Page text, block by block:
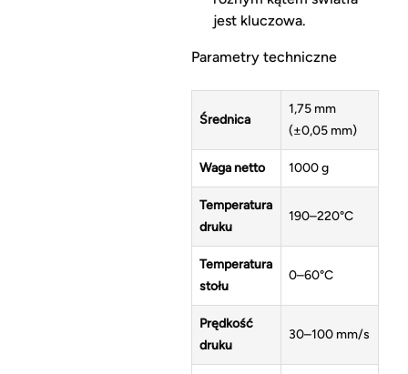
jest kluczowa.
Parametry techniczne
Średnica
1,75 mm
(±0,05 mm)
Waga netto 1000 g
Temperatura
druku
190–220°C
Temperatura
stołu
0–60°C
Prędkość
druku
30–100 mm/s